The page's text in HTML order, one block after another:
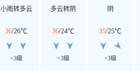
小雨转多云
36/26℃
<3级
多云转阴
36/24℃
<3级
阴
35/25℃
<3级